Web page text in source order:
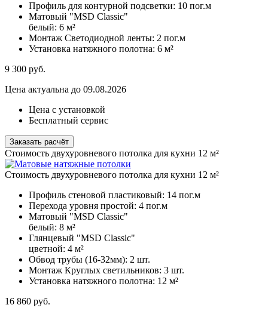
Профиль для контурной подсветки: 10 пог.м
Матовый "MSD Classic"
белый: 6 м²
Монтаж Светодиодной ленты: 2 пог.м
Установка натяжного полотна: 6 м²
9 300 руб.
Цена актуальна до 09.08.2026
Цена с установкой
Бесплатный сервис
Заказать расчёт
Стоимость двухуровневого потолка для кухни 12 м²
Стоимость двухуровневого потолка для кухни 12 м²
Профиль стеновой пластиковый: 14 пог.м
Перехода уровня простой: 4 пог.м
Матовый "MSD Classic"
белый: 8 м²
Глянцевый "MSD Classic"
цветной: 4 м²
Обвод трубы (16-32мм): 2 шт.
Монтаж Круглых светильников: 3 шт.
Установка натяжного полотна: 12 м²
16 860 руб.